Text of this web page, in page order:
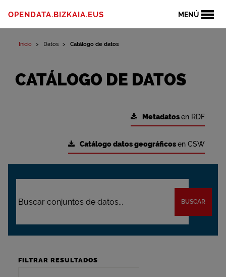
MENÚ
OPENDATA.BIZKAIA.EUS
Inicio Datos Catálogo de datos
CATÁLOGO DE DATOS
Metadatosen RDF
Catálogo datos geográficosen CSW
BUSCAR
FILTRAR RESULTADOS